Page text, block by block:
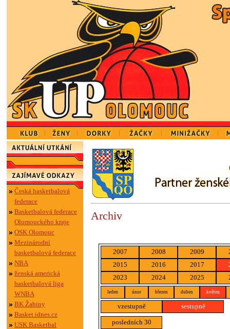
Česká basketbalová
federace
Basketbalová federace
Olomouckého kraje
OSK Olomouc
Mezinárodní
basketbalová federace
NBA
ženská americká
basketbalová liga
WNBA
BK Žabiny
Basket.idnes.cz
USK Basketbal
Archiv
2007 2008 2009
2015
2016 2017
2023
2024 2025
leden únor březen duben květen
vzestupně sestupně
posledních 30